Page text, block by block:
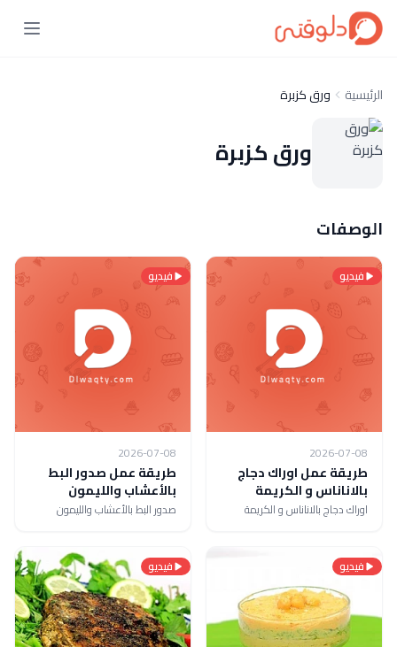
الرئيسية ورق كزبرة
ورق كزبرة
الوصفات
فيديو
2026-07-08
طريقة عمل اوراك دجاج
بالاناناس و الكريمة
اوراك دجاج بالاناناس و الكريمة
فيديو
2026-07-08
طريقة عمل صدور البط
بالأعشاب والليمون
صدور البط بالأعشاب والليمون
فيديو فيديو